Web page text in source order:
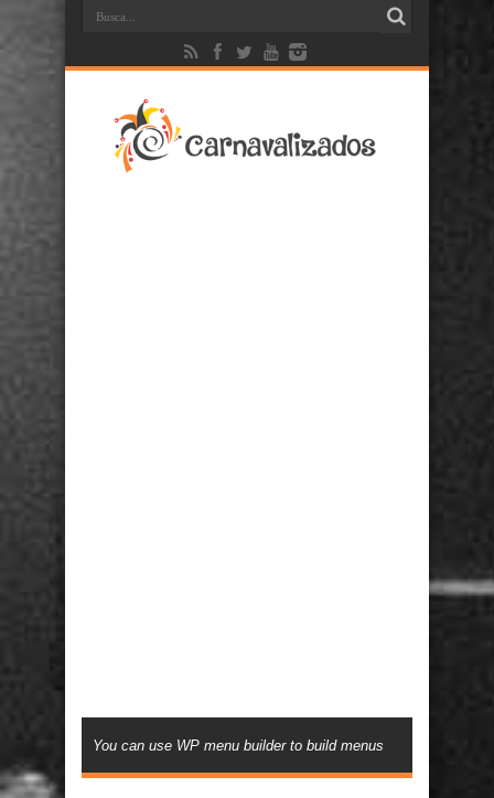
You can use WP menu builder to build menus